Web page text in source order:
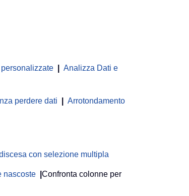
Analizza Dati e
perdere dati
Arrotondamento
con selezione multipla
nascoste
Confronta colonne per